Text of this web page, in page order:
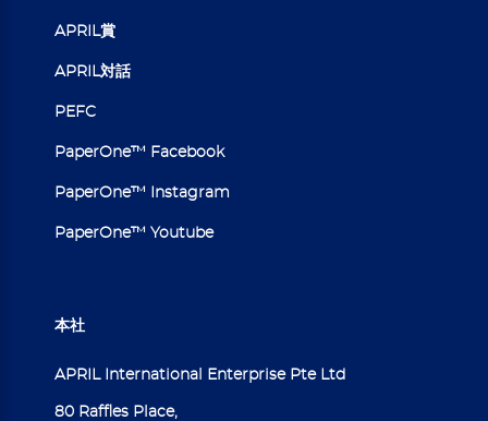
APRIL賞
APRIL対話
PEFC
PaperOne™ Facebook
PaperOne™ Instagram
PaperOne™ Youtube
本社
APRIL International Enterprise Pte Ltd
80 Raffles Place,